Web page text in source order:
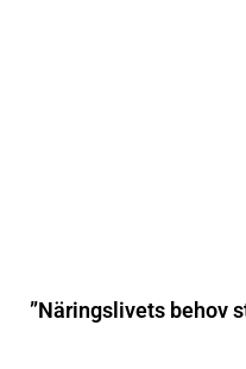
”Näringslivets behov